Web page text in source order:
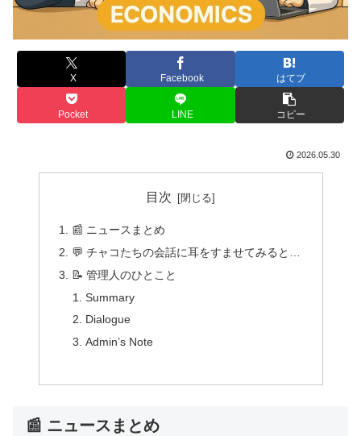
X Facebook はてブ
Pocket LINE コピー
2026.05.30
目次
📰 ニュースまとめ
💬 チャコたちの会話に耳をすませてみると…
📝 管理人のひとこと
Summary
Dialogue
Admin’s Note
📰 ニュースまとめ